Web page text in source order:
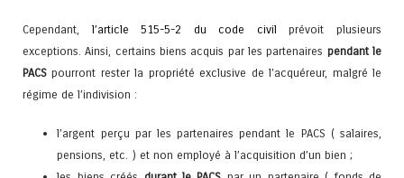
Cependant, l’article 515-5-2 du code civil prévoit plusieurs
exceptions. Ainsi, certains biens acquis par les partenaires pendant le
PACS pourront rester la propriété exclusive de l’acquéreur, malgré le
régime de l’indivision :
l’argent perçu par les partenaires pendant le PACS ( salaires,
pensions, etc. ) et non employé à l’acquisition d’un bien ;